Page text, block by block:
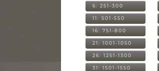
6: 251-300
11: 501-550
16: 751-800
21: 1001-1050
26: 1251-1300
31: 1501-1550